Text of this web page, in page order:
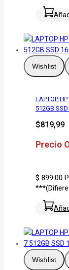
Wishlist
LAPTOP
512GB
$819,99
Precio
$ 899.00
Wishlist